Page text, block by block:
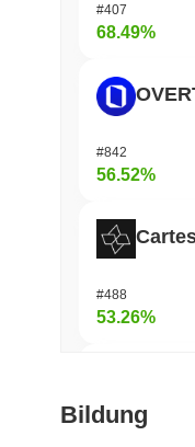
#407
68.49%
#842
56.52%
#488
53.26%
Bildung